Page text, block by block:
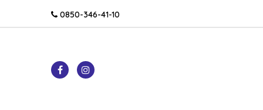
0850-346-41-10